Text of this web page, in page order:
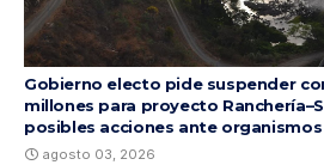
Gobierno electo pide suspender
millones para proyecto
posibles acciones ante
agosto 03, 2026